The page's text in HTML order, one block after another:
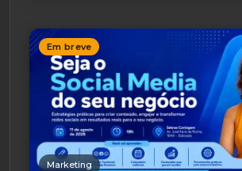
Em breve
Marketing